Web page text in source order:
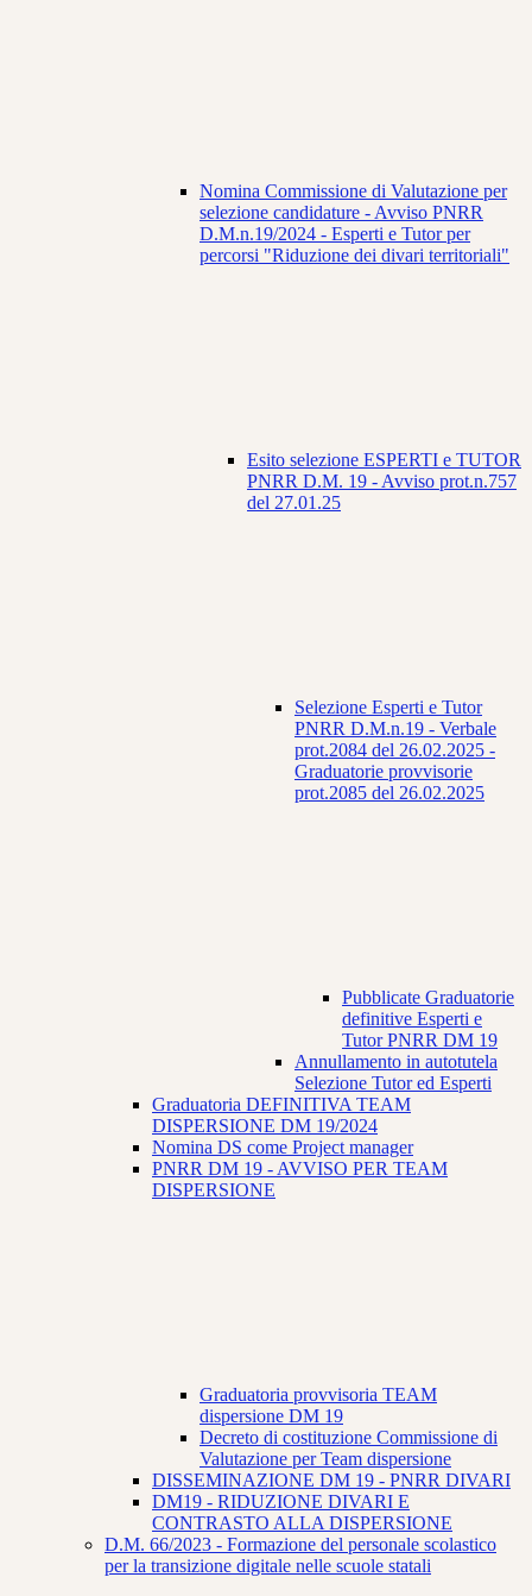
Nomina Commissione di Valutazione per
selezione candidature - Avviso PNRR
D.M.n.19/2024 - Esperti e Tutor per
percorsi "Riduzione dei divari territoriali"
Esito selezione ESPERTI e TUTOR
PNRR D.M. 19 - Avviso prot.n.757
del 27.01.25
Selezione Esperti e Tutor
PNRR D.M.n.19 - Verbale
prot.2084 del 26.02.2025 -
Graduatorie provvisorie
prot.2085 del 26.02.2025
Pubblicate Graduatorie
definitive Esperti e
Tutor PNRR DM 19
Annullamento in autotutela
Selezione Tutor ed Esperti
Graduatoria DEFINITIVA TEAM
DISPERSIONE DM 19/2024
Nomina DS come Project manager
PNRR DM 19 - AVVISO PER TEAM
DISPERSIONE
Graduatoria provvisoria TEAM
dispersione DM 19
Decreto di costituzione Commissione di
Valutazione per Team dispersione
DISSEMINAZIONE DM 19 - PNRR DIVARI
DM19 - RIDUZIONE DIVARI E
CONTRASTO ALLA DISPERSIONE
D.M. 66/2023 - Formazione del personale scolastico
per la transizione digitale nelle scuole statali